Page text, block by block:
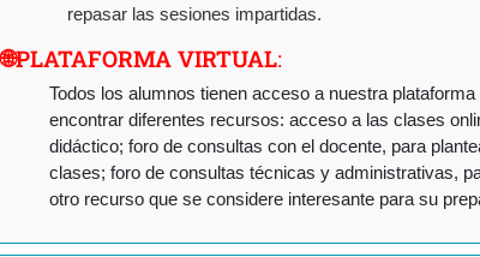
repasar las sesiones impartidas.
🌐PLATAFORMA VIRTUAL:
Todos los alumnos tienen acceso a nuestra
encontrar diferentes recursos: acceso a las clases
didáctico; foro de consultas con el docente, para
clases; foro de consultas técnicas y administrativas,
otro recurso que se considere interesante para su